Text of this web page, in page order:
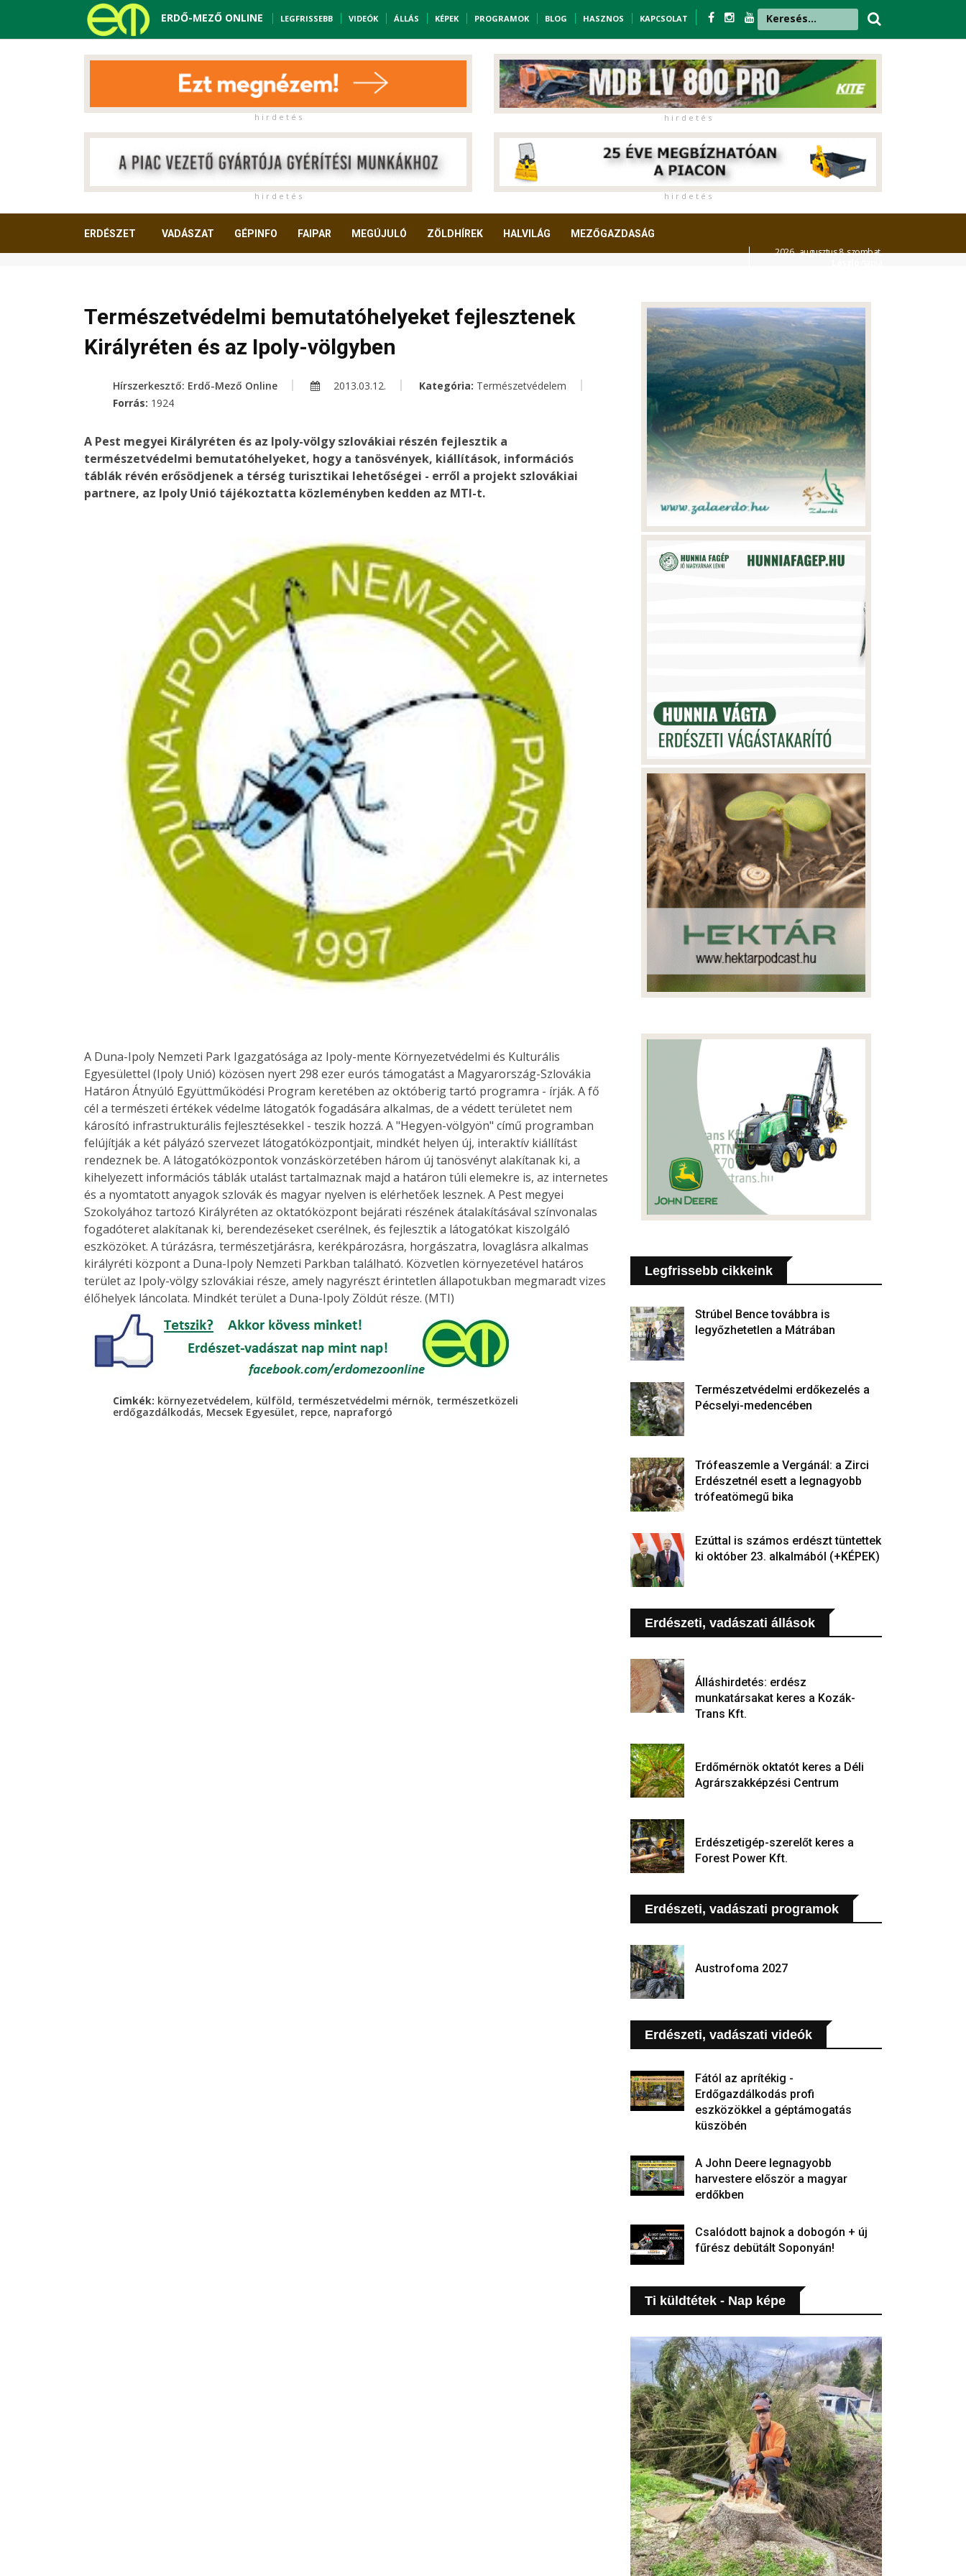
ERDŐ-MEZŐ ONLINE LEGFRISSEBB VIDEÓK ÁLLÁS KÉPEK PROGRAMOK BLOG HASZNOS KAPCSOLAT
h i r d e t é s h i r d e t é s
h i r d e t é s h i r d e t é s
ERDÉSZET VADÁSZAT GÉPINFO FAIPAR MEGÚJULÓ ZÖLDHÍREK HALVILÁG MEZŐGAZDASÁG
2026. augusztus 8. szombat,
Természetvédelmi bemutatóhelyeket fejlesztenek
Királyréten és az Ipoly-völgyben
Hírszerkesztő: Erdő-Mező Online 2013.03.12. Kategória: Természetvédelem
Forrás: 1924
A Pest megyei Királyréten és az Ipoly-völgy szlovákiai részén fejlesztik a
természetvédelmi bemutatóhelyeket, hogy a tanösvények, kiállítások, információs
táblák révén erősödjenek a térség turisztikai lehetőségei - erről a projekt szlovákiai
partnere, az Ipoly Unió tájékoztatta közleményben kedden az MTI-t.
A Duna-Ipoly Nemzeti Park Igazgatósága az Ipoly-mente Környezetvédelmi és Kulturális
Egyesülettel (Ipoly Unió) közösen nyert 298 ezer eurós támogatást a Magyarország-Szlovákia
Határon Átnyúló Együttműködési Program keretében az októberig tartó programra - írják. A fő
cél a természeti értékek védelme látogatók fogadására alkalmas, de a védett területet nem
károsító infrastrukturális fejlesztésekkel - teszik hozzá. A "Hegyen-völgyön" című programban
felújítják a két pályázó szervezet látogatóközpontjait, mindkét helyen új, interaktív kiállítást
rendeznek be. A látogatóközpontok vonzáskörzetében három új tanösvényt alakítanak ki, a
kihelyezett információs táblák utalást tartalmaznak majd a határon túli elemekre is, az internetes
és a nyomtatott anyagok szlovák és magyar nyelven is elérhetőek lesznek. A Pest megyei
Szokolyához tartozó Királyréten az oktatóközpont bejárati részének átalakításával színvonalas
fogadóteret alakítanak ki, berendezéseket cserélnek, és fejlesztik a látogatókat kiszolgáló
eszközöket. A túrázásra, természetjárásra, kerékpározásra, horgászatra, lovaglásra alkalmas
királyréti központ a Duna-Ipoly Nemzeti Parkban található. Közvetlen környezetével határos
terület az Ipoly-völgy szlovákiai része, amely nagyrészt érintetlen állapotukban megmaradt vizes
élőhelyek láncolata. Mindkét terület a Duna-Ipoly Zöldút része. (MTI)
Cimkék: környezetvédelem, külföld, természetvédelmi mérnök, természetközeli
erdőgazdálkodás, Mecsek Egyesület, repce, napraforgó
Legfrissebb cikkeink
Strúbel Bence továbbra is
legyőzhetetlen a Mátrában
Természetvédelmi erdőkezelés a
Pécselyi-medencében
Trófeaszemle a Vergánál: a Zirci
Erdészetnél esett a legnagyobb
trófeatömegű bika
Ezúttal is számos erdészt tüntettek
ki október 23. alkalmából (+KÉPEK)
Erdészeti, vadászati állások
Álláshirdetés: erdész
munkatársakat keres a Kozák-
Trans Kft.
Erdőmérnök oktatót keres a Déli
Agrárszakképzési Centrum
Erdészetigép-szerelőt keres a
Forest Power Kft.
Erdészeti, vadászati programok
Austrofoma 2027
Erdészeti, vadászati videók
Fától az aprítékig -
Erdőgazdálkodás profi
eszközökkel a géptámogatás
küszöbén
A John Deere legnagyobb
harvestere először a magyar
erdőkben
Csalódott bajnok a dobogón + új
fűrész debütált Soponyán!
Ti küldtétek - Nap képe